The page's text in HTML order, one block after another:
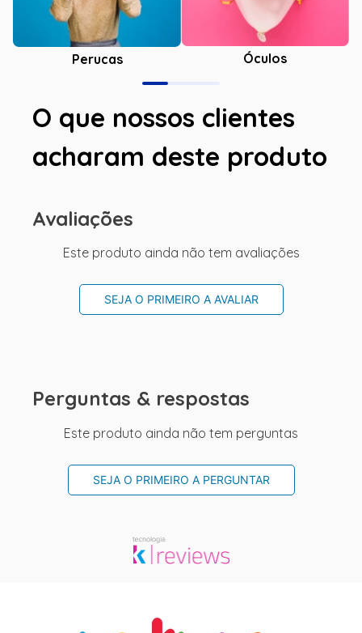
Perucas Óculos
O que nossos clientes
acharam deste produto
Avaliações
Este produto ainda não tem avaliações
SEJA O PRIMEIRO A AVALIAR
Perguntas & respostas
Este produto ainda não tem perguntas
SEJA O PRIMEIRO A PERGUNTAR